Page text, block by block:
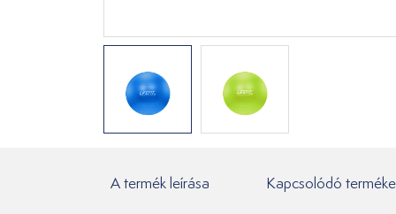
A termék leírása Kapcsolódó